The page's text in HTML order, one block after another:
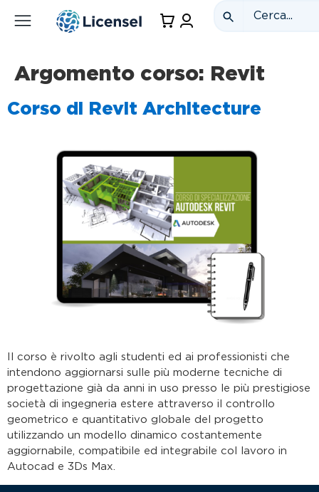
Argomento corso: Revit
Corso di Revit Architecture
Il corso è rivolto agli studenti ed ai professionisti che
intendono aggiornarsi sulle più moderne tecniche di
progettazione già da anni in uso presso le più prestigiose
società di ingegneria estere attraverso il controllo
geometrico e quantitativo globale del progetto
utilizzando un modello dinamico costantemente
aggiornabile, compatibile ed integrabile col lavoro in
Autocad e 3Ds Max.